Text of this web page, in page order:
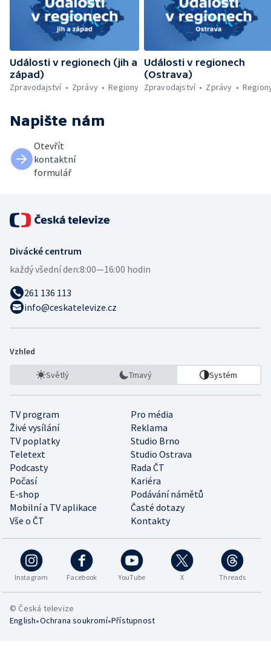
Události v regionech (jih a
západ)
Zpravodajství
Zprávy Regiony
Události v regionech
(Ostrava)
Zpravodajství
Zprávy
Napište nám
Otevřít
kontaktní
formulář
Divácké centrum
každý všední den:8:00—16:00 hodin
261 136 113
info@ceskatelevize.cz
Vzhled
Světlý Tmavý Systém
TV program
Pro média
Živé vysílání
Reklama
TV poplatky
Studio Brno
Teletext
Studio Ostrava
Podcasty
Rada ČT
Počasí
Kariéra
E-shop
Podávání námětů
Mobilní a TV aplikace
Časté dotazy
Vše o ČT
Kontakty
Instagram Facebook YouTube X Threads
© Česká televize
English•Ochrana soukromí•Přístupnost